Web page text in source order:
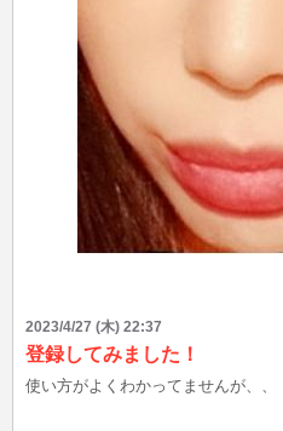
2023/4/27 (木) 22:37
登録してみました！
使い方がよくわかってませんが、、